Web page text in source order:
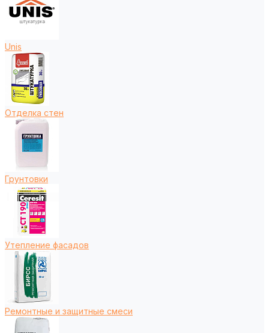
Unis
Отделка стен
Грунтовки
Утепление фасадов
Ремонтные и защитные смеси